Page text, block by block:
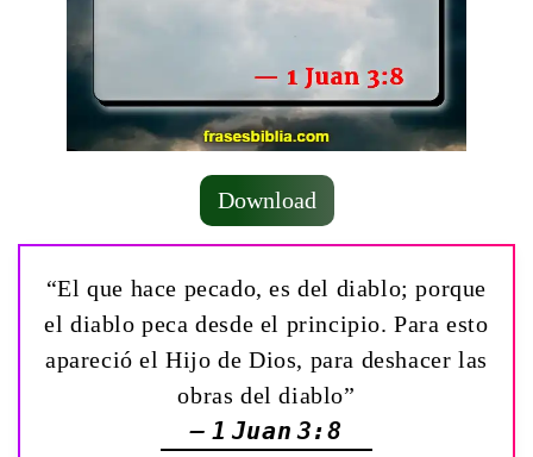
Download
“El que hace pecado, es del diablo; porque
el diablo peca desde el principio. Para esto
apareció el Hijo de Dios, para deshacer las
obras del diablo”
— 1 Juan 3:8